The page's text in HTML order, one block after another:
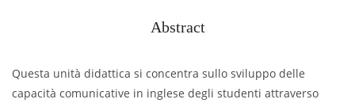
Abstract
Questa unità didattica si concentra sullo sviluppo delle
capacità comunicative in inglese degli studenti attraverso